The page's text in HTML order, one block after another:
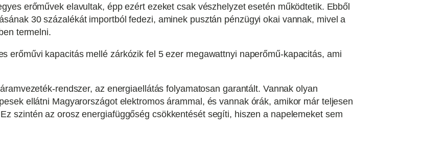
erőművek elavultak, épp ezért ezeket csak vészhelyzet esetén működtetik. Ebből
30 százalékát importból fedezi, aminek pusztán pénzügyi okai vannak, mivel a
termelni.
erőművi kapacitás mellé zárkózik fel 5 ezer megawattnyi naperőmű-kapacitás, ami
rendszer, az energiaellátás folyamatosan garantált. Vannak olyan
ellátni Magyarországot elektromos árammal, és vannak órák, amikor már teljesen
szintén az orosz energiafüggőség csökkentését segíti, hiszen a napelemeket sem